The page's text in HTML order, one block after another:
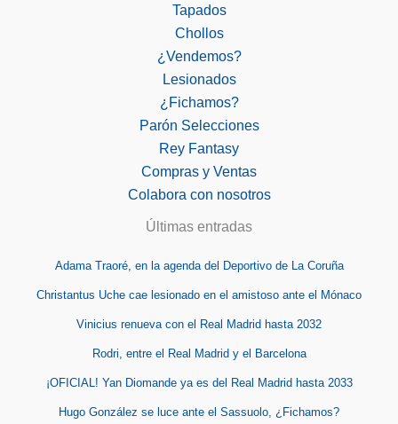
Tapados
Chollos
¿Vendemos?
Lesionados
¿Fichamos?
Parón Selecciones
Rey Fantasy
Compras y Ventas
Colabora con nosotros
Últimas entradas
Adama Traoré, en la agenda del Deportivo de La Coruña
Christantus Uche cae lesionado en el amistoso ante el Mónaco
Vinicius renueva con el Real Madrid hasta 2032
Rodri, entre el Real Madrid y el Barcelona
¡OFICIAL! Yan Diomande ya es del Real Madrid hasta 2033
Hugo González se luce ante el Sassuolo, ¿Fichamos?